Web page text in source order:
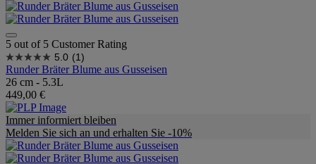
5 out of 5 Customer Rating
5.0 (1)
Runder Bräter Blume aus Gusseisen
26 cm - 5.3L
449,00 €
Immer informiert bleiben
Melden Sie sich an und erhalten Sie -10%